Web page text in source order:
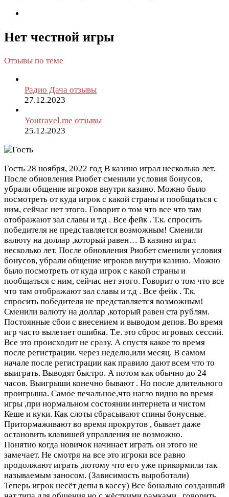
Нет честной игры
Отзывы по теме
Радио Дача отзывы
27.12.2023
Youtravel.me отзывы
25.12.2023
Гость 28 ноября, 2022 год В казино играл несколько лет.
После обновления Риобет сменили условия бонусов,
убрали общение игроков внутри казино. Можно было
посмотреть от куда игрок с какой страны и пообщаться с
ним, сейчас нет этого. Говорит о том что все что там
отображают зал славы и т.д . Все фейк . Т.к. спросить
победителя не представляется возможным! Сменили
валюту на доллар ,который равен… В казино играл
несколько лет. После обновления Риобет сменили условия
бонусов, убрали общение игроков внутри казино. Можно
было посмотреть от куда игрок с какой страны и
пообщаться с ним, сейчас нет этого. Говорит о том что все
что там отображают зал славы и т.д . Все фейк . Т.к.
спросить победителя не представляется возможным!
Сменили валюту на доллар ,который равен ста рублям.
Постоянные сбои с внесением и выводом депов. Во время
игр часто вылетает ошибка. Т.е. это сброс игровых сессий.
Все это происходит не сразу. А спустя какое то время
после регистрации. через неделю,или месяц. В самом
начале после регистрации как правило дают всем что то
выиграть. Выводят быстро. А потом как обычно до 24
часов. Выигрыши конечно бывают . Но после длительного
проигрыша. Самое печальное,что нагло видно во время
игры ,при нормальном состоянии интернета и чистом
Кеше и куки. Как слоты сбрасывают спины бонусные.
Притормаживают во время прокрутов , бывает даже
остановить клавишей управления не возможно.
Понятно когда новичок начинает играть он этого не
замечает. Не смотря на все это игроки все равно
продолжают играть ,потому что его уже прикормили так
называемым заносом. (Зависимость выроботали)
Теперь игрок несёт депы в кассу) Все бонально созданный